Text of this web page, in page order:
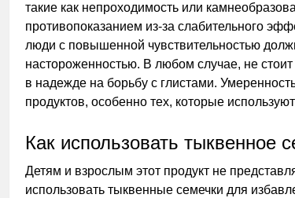
такие как непроходимость или
противопоказанием из-за слабительного
люди с повышенной чувствительностью
настороженностью. В любом случае, не
в надежде на борьбу с глистами.
продуктов, особенно тех, которые
Как использовать тыквенное
Детям и взрослым этот продукт не
использовать тыквенные семечки для